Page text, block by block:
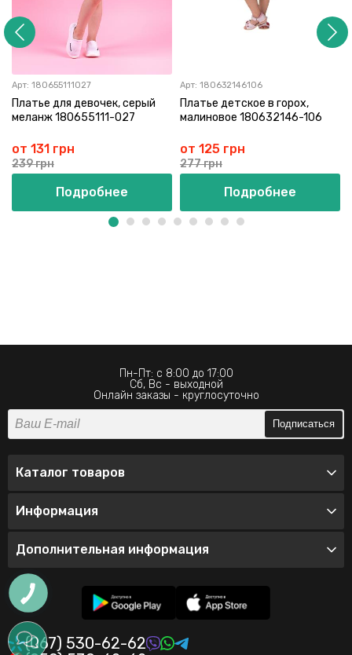
Арт: 180655111027
Платье для девочек, серый
меланж 180655111-027
от 131 грн
239 грн
Подробнее
Арт: 180632146106
Платье детское в горох,
малиновое 180632146-106
от 125 грн
277 грн
Подробнее
Пн-Пт: с 8:00 до 17:00
Сб, Вс - выходной
Онлайн заказы - круглосуточно
Подписаться
Каталог товаров
Информация
Дополнительная информация
(067) 530-62-62